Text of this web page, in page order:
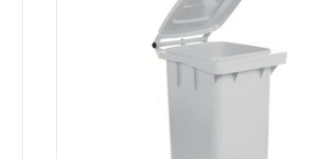
portasacco
spessore